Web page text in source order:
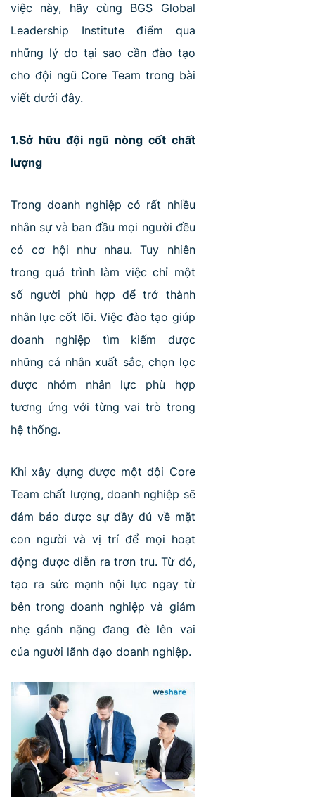
việc này, hãy cùng BGS Global
Leadership Institute điểm qua
những lý do tại sao cần đào tạo
cho đội ngũ Core Team trong bài
viết dưới đây.
1.Sở hữu đội ngũ nòng cốt chất
lượng
Trong doanh nghiệp có rất nhiều
nhân sự và ban đầu mọi người đều
có cơ hội như nhau. Tuy nhiên
trong quá trình làm việc chỉ một
số người phù hợp để trở thành
nhân lực cốt lõi. Việc đào tạo giúp
doanh nghiệp tìm kiếm được
những cá nhân xuất sắc, chọn lọc
được nhóm nhân lực phù hợp
tương ứng với từng vai trò trong
hệ thống.
Khi xây dựng được một đội Core
Team chất lượng, doanh nghiệp sẽ
đảm bảo được sự đầy đủ về mặt
con người và vị trí để mọi hoạt
động được diễn ra trơn tru. Từ đó,
tạo ra sức mạnh nội lực ngay từ
bên trong doanh nghiệp và giảm
nhẹ gánh nặng đang đè lên vai
của người lãnh đạo doanh nghiệp.